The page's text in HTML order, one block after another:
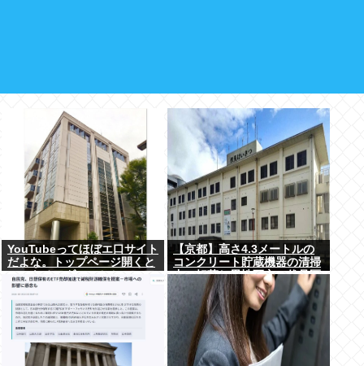
YouTubeってほぼエ口サイト
だよな。トップページ開くと
いつもチアダンスとかローア
ングルで撮影した街撮り動画
ばっか出てくるじゃん
【京都】高さ4.3メートルの
コンクリート貯蔵機器の清掃
中に転落し男性死亡、伏見区
の工場